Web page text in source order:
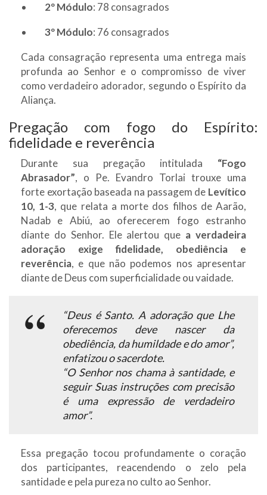
2º Módulo: 78 consagrados
3º Módulo: 76 consagrados
Cada consagração representa uma entrega mais
profunda ao Senhor e o compromisso de viver
como verdadeiro adorador, segundo o Espírito da
Aliança.
Pregação com fogo do Espírito:
fidelidade e reverência
Durante sua pregação intitulada “Fogo
Abrasador”, o Pe. Evandro Torlai trouxe uma
forte exortação baseada na passagem de Levítico
10, 1-3, que relata a morte dos filhos de Aarão,
Nadab e Abiú, ao oferecerem fogo estranho
diante do Senhor. Ele alertou que a verdadeira
adoração exige fidelidade, obediência e
reverência, e que não podemos nos apresentar
diante de Deus com superficialidade ou vaidade.
“Deus é Santo. A adoração que Lhe
oferecemos deve nascer da
obediência, da humildade e do amor”,
enfatizou o sacerdote.
“O Senhor nos chama à santidade, e
seguir Suas instruções com precisão
é uma expressão de verdadeiro
amor”.
Essa pregação tocou profundamente o coração
dos participantes, reacendendo o zelo pela
santidade e pela pureza no culto ao Senhor.